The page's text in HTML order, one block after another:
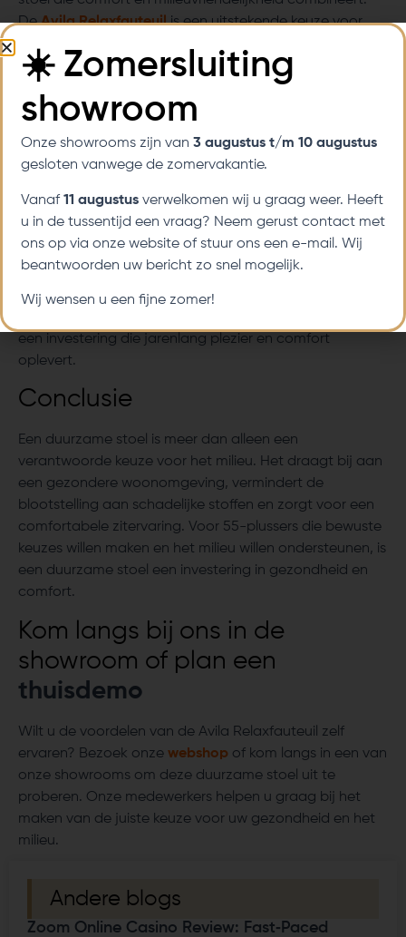
Andere blogs
Zoom Online Casino Review: Fast‑Paced
DeAvila Relaxfauteuilis een uitstekende keuze voor
ergonomische stoel. Deze relaxfauteuil is gemaakt van
verantwoorde materialen en ontworpen om jarenlang
mee te gaan zonder aan kwaliteit te verliezen. De Avila
aan een gezondere woonomgeving.
ontwerp met duurzame materialen, zodat u zich
comfortabel voelt terwijl u een milieuvriendelijke keuze
maakt. Deze stoel biedt alle voordelen van een
duurzaam ontwerp en geeft een stijlvolle uitstraling aan
uw interieur. Voor wie waarde hecht aan zowel
een investering die jarenlang plezier en comfort
oplevert.
Conclusie
Een duurzame stoel is meer dan alleen een
verantwoorde keuze voor het milieu. Het draagt bij aan
een gezondere woonomgeving, vermindert de
blootstelling aan schadelijke stoffen en zorgt voor een
comfortabele zitervaring. Voor 55-plussers die bewuste
keuzes willen maken en het milieu willen ondersteunen, is
een duurzame stoel een investering in gezondheid en
comfort.
Kom langs bij ons in de
showroom of plan een
thuisdemo
Wilt u de voordelen van de Avila Relaxfauteuil zelf
ervaren? Bezoek onze webshop of kom langs in een van
onze showrooms om deze duurzame stoel uit te
proberen. Onze medewerkers helpen u graag bij het
maken van de juiste keuze voor uw gezondheid en het
milieu.
☀️ Zomersluiting
showroom
Onze showrooms zijn van 3 augustus t/m 10 augustus
gesloten vanwege de zomervakantie.
Vanaf11 augustus verwelkomen wij u graag weer. Heeft
u in de tussentijd een vraag? Neem gerust contact met
ons op via onze website of stuur ons een e-mail. Wij
beantwoorden uw bericht zo snel mogelijk.
Wij wensen u een fijne zomer!